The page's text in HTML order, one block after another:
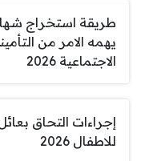
طريقة استخراج
يهمه الامر من
الاجتماعية 2026
إجراءات التحاق
للاطفال 2026